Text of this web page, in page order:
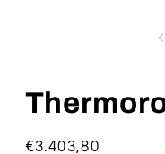
Prezzo
€3.403,80